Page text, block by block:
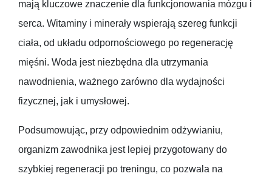
mają kluczowe znaczenie dla funkcjonowania mózgu i
serca. Witaminy i minerały wspierają szereg funkcji
ciała, od układu odpornościowego po regenerację
mięśni. Woda jest niezbędna dla utrzymania
nawodnienia, ważnego zarówno dla wydajności
fizycznej, jak i umysłowej.
Podsumowując, przy odpowiednim odżywianiu,
organizm zawodnika jest lepiej przygotowany do
szybkiej regeneracji po treningu, co pozwala na